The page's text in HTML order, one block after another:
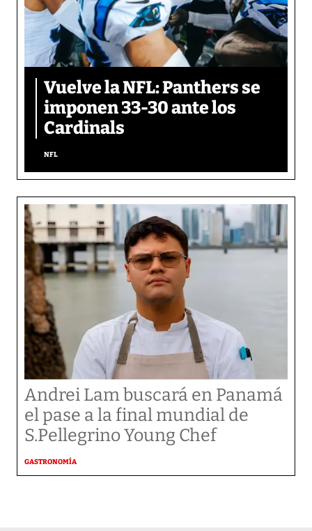
Vuelve la NFL: Panthers se
imponen 33-30 ante los
Cardinals
NFL
Andrei Lam buscará en Panamá
el pase a la final mundial de
S.Pellegrino Young Chef
GASTRONOMÍA